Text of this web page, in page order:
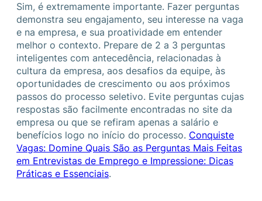
Sim, é extremamente importante. Fazer perguntas
demonstra seu engajamento, seu interesse na vaga
e na empresa, e sua proatividade em entender
melhor o contexto. Prepare de 2 a 3 perguntas
inteligentes com antecedência, relacionadas à
cultura da empresa, aos desafios da equipe, às
oportunidades de crescimento ou aos próximos
passos do processo seletivo. Evite perguntas cujas
respostas são facilmente encontradas no site da
empresa ou que se refiram apenas a salário e
benefícios logo no início do processo. Conquiste
Vagas: Domine Quais São as Perguntas Mais Feitas
em Entrevistas de Emprego e Impressione: Dicas
Práticas e Essenciais.